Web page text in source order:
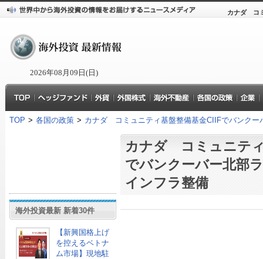
2026年08月09日(日)
カナダ コ
TOP > 各国の政策 > カナダ コミュニティ基盤整備基金CIIFでバンクー
海外投資最新 新着30件
【新興国格上げ
を控えるベトナ
ム市場】現地駐
カナダ コミュニテ
でバンクーバー北部
インフラ整備